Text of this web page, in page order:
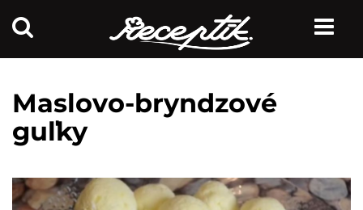
Maslovo-bryndzové
guľky